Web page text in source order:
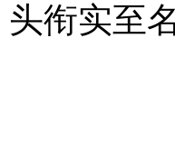
头衔实至